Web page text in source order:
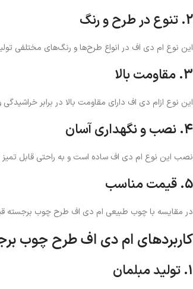
2. تنوع در طرح و رنگ
این نوع ام دی اف در انواع طرح‌ها و رنگ‌های مختلفی
3. مقاومت بالا
این نوع ازام دی اف دارای مقاومت بالا در برابر
4. نصب و نگهداری آسان
نصب این نوع ام دی اف ساده است و به راحتی قابل
5. قیمت مناسب
در مقایسه با چوب طبیعی ام دی اف طرح چوب برجسته
کاربردهای ام دی اف طرح چوب
1. تولید مبلمان